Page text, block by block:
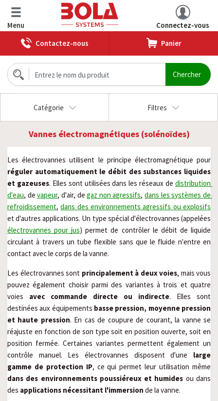
Menu
Connectez-vous
Contactez-nous
Panier
Catégorie Filtres
Vannes électromagnétiques (solénoïdes)
réguler automatiquement le débit des substances liquides
et gazeuses. Elles sont utilisées dans les réseaux de distribution
d'eau, de vapeur, d'air, de gaz non agressifs, dans les systèmes de
refroidissement, dans des environnements agressifs ou explosifs
électrovannes pour jus) permet de contrôler le débit de liquide
circulant à travers un tube flexible sans que le fluide n'entre en
contact avec le corps de la vanne.
Les électrovannes sont principalement à deux voies, mais vous
pouvez également choisir parmi des variantes à trois et quatre
voies avec commande directe ou indirecte. Elles sont
destinées aux équipements basse pression, moyenne pression
et haute pression. En cas de coupure de courant, la vanne se
réajuste en fonction de son type soit en position ouverte, soit en
position fermée. Certaines variantes permettent également un
contrôle manuel. Les électrovannes disposent d'une large
gamme de protection IP
dans des environnements poussiéreux et humides ou dans
des applications nécessitant l'immersion de la vanne.